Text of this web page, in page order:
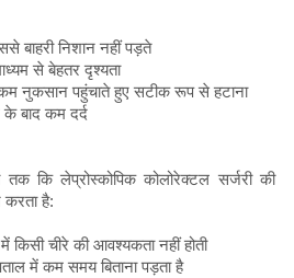
बाहरी निशान नहीं पड़ते
से बेहतर दृश्यता
नुकसान पहुंचाते हुए सटीक रूप से हटाना
बाद कम दर्द
तक ​​कि लेप्रोस्कोपिक कोलोरेक्टल सर्जरी की
है:
किसी चीरे की आवश्यकता नहीं होती
में कम समय बिताना पड़ता है